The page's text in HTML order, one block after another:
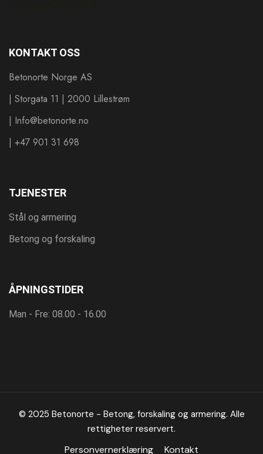
KONTAKT OSS
Betonorte Norge AS
| Storgata 11 | 2000 Lillestrøm
| Info@betonorte.no
| +47 901 31 698
TJENESTER
Stål og armering
Betong og forskaling
ÅPNINGSTIDER
Man - Fre: 08.00 - 16.00
© 2025 Betonorte - Betong, forskaling og armering. Alle
rettigheter reservert.
Personvernerklæring Kontakt